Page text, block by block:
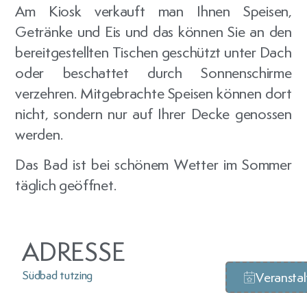
Am Kiosk verkauft man Ihnen Speisen,
Getränke und Eis und das können Sie an den
bereitgestellten Tischen geschützt unter Dach
oder beschattet durch Sonnenschirme
verzehren. Mitgebrachte Speisen können dort
nicht, sondern nur auf Ihrer Decke genossen
werden.
Das Bad ist bei schönem Wetter im Sommer
täglich geöffnet.
ADRESSE
Südbad tutzing